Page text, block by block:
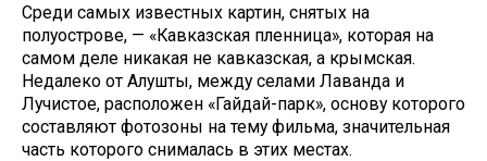
Среди самых известных картин, снятых на
полуострове, — «Кавказская пленница», которая на
самом деле никакая не кавказская, а крымская.
Недалеко от Алушты, между селами Лаванда и
Лучистое, расположен «Гайдай-парк», основу которого
составляют фотозоны на тему фильма, значительная
часть которого снималась в этих местах.